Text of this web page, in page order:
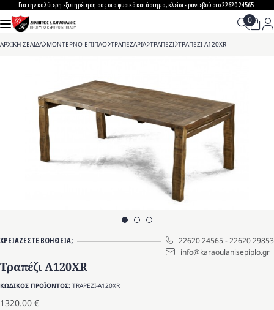
to
content
Για την καλύτερη εξυπηρέτηση σας στο φυσικό κατάστημα, κλείστε ραντεβού στο 22620 24565.
ΑΡΧΙΚΗ ΣΕΛΙΔΑ>ΜΟΝΤΕΡΝΟ ΕΠΙΠΛΟ>ΤΡΑΠΕΖΑΡΙΑ>ΤΡΑΠΕΖΙ>ΤΡΑΠΕΖΙ A120XR
ΧΡΕΙΑΖΕΣΤΕ ΒΟΗΘΕΙΑ; 22620 24565-22620 29853
info@karaoulanisepiplo.gr
Τραπέζι A120XR
ΚΩΔΙΚΟΣ ΠΡΟΪΟΝΤΟΣ: TRAPEZI-A120XR
1320.00 €